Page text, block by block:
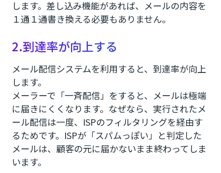
します。差し込み機能があれば、メールの内容を
１通１通書き換える必要もありません。
2.到達率が向上する
メール配信システムを利用すると、到達率が向上
します。
メーラーで「一斉配信」をすると、メールは極端
に届きにくくなります。なぜなら、実行されたメ
ール配信は一度、ISPのフィルタリングを経由す
るためです。ISPが「スパムっぽい」と判定した
メールは、顧客の元に届かないまま終わってしま
います。